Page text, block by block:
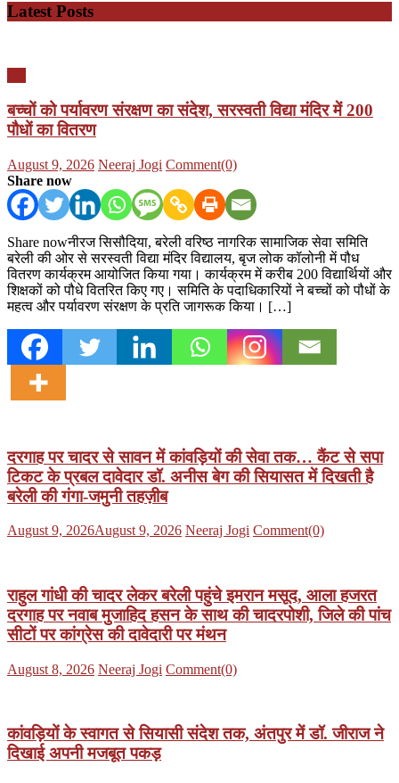
Latest Posts
बच्चों को पर्यावरण संरक्षण का संदेश, सरस्वती विद्या मंदिर में 200
पौधों का वितरण
Posted
on
August 9, 2026 Author
Neeraj Jogi Comment(0)
Share now
Share nowनीरज सिसौदिया, बरेली वरिष्ठ नागरिक सामाजिक सेवा समिति
बरेली की ओर से सरस्वती विद्या मंदिर विद्यालय, बृज लोक कॉलोनी में पौध
वितरण कार्यक्रम आयोजित किया गया। कार्यक्रम में करीब 200 विद्यार्थियों और
शिक्षकों को पौधे वितरित किए गए। समिति के पदाधिकारियों ने बच्चों को पौधों के
महत्व और पर्यावरण संरक्षण के प्रति जागरूक किया। […]
दरगाह पर चादर से सावन में कांवड़ियों की सेवा तक… कैंट से सपा
टिकट के प्रबल दावेदार डॉ. अनीस बेग की सियासत में दिखती है
बरेली की गंगा-जमुनी तहज़ीब
Posted
August 9, 2026August 9, 2026 Author
Neeraj Jogi Comment(0)
राहुल गांधी की चादर लेकर बरेली पहुंचे इमरान मसूद, आला हजरत
दरगाह पर नवाब मुजाहिद हसन के साथ की चादरपोशी, जिले की पांच
सीटों पर कांग्रेस की दावेदारी पर मंथन
Posted
August 8, 2026 Author
Neeraj Jogi Comment(0)
कांवड़ियों के स्वागत से सियासी संदेश तक, अंतपुर में डॉ. जीराज ने
दिखाई अपनी मजबूत पकड़